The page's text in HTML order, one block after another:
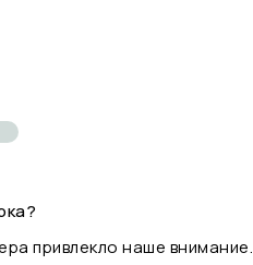
привлекло наше внимание.